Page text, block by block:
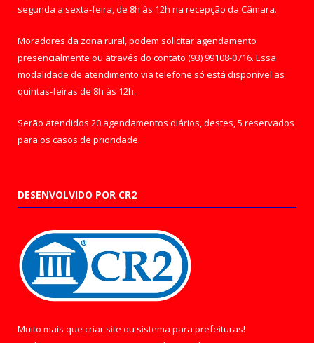
segunda a sexta-feira, de 8h às 12h na recepção da Câmara.
Moradores da zona rural, podem solicitar agendamento
presencialmente ou através do contato (93) 99108-0716. Essa
modalidade de atendimento via telefone só está disponível as
quintas-feiras de 8h às 12h.
Serão atendidos 20 agendamentos diários, destes, 5 reservados
para os casos de prioridade.
DESENVOLVIDO POR CR2
Muito mais que criar site ou sistema para prefeituras!